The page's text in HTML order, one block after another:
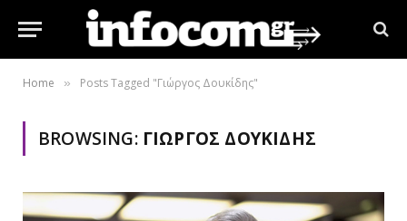
Home » Posts Tagged "Γιώργος Δουκίδης"
BROWSING: ΓΙΏΡΓΟΣ ΔΟΥΚΊΔΗΣ